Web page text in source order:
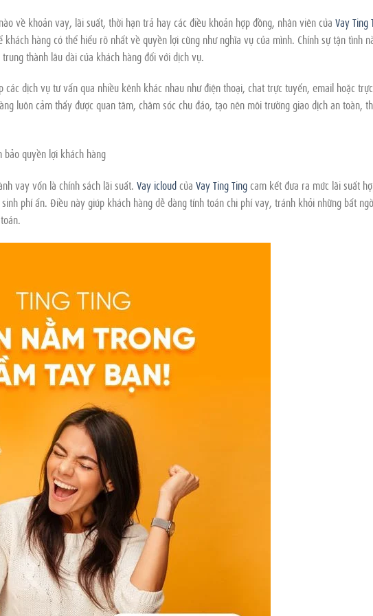
về khoản vay, lãi suất, thời hạn trả hay các điều khoản hợp đồng, nhân viên của Vay Ting
hàng có thể hiểu rõ nhất về quyền lợi cũng như nghĩa vụ của mình. Chính sự tận tình
thành lâu dài của khách hàng đối với dịch vụ.
các dịch vụ tư vấn qua nhiều kênh khác nhau như điện thoại, chat trực tuyến, email hoặc trực
luôn cảm thấy được quan tâm, chăm sóc chu đáo, tạo nên môi trường giao dịch an toàn,
bảo quyền lợi khách hàng
vay vốn là chính sách lãi suất. Vay icloudcủa Vay Ting Tingcam kết đưa ra mức lãi suất
phí ẩn. Điều này giúp khách hàng dễ dàng tính toán chi phí vay, tránh khỏi những bất ngờ